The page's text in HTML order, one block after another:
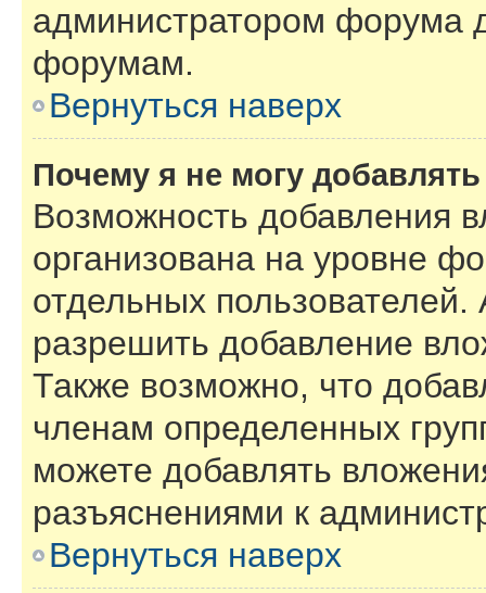
администратором форума
форумам.
Вернуться наверх
Почему я не могу
Возможность добавления
организована на уровне
отдельных
разрешить добавление
Также возможно, что
членам определенных
можете добавлять
разъяснениями к
Вернуться наверх